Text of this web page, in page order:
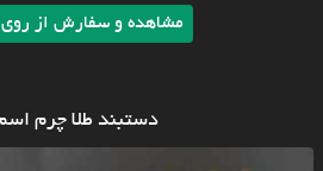
مشاهده و سفارش از روی
دستبند طلا چرم اسم